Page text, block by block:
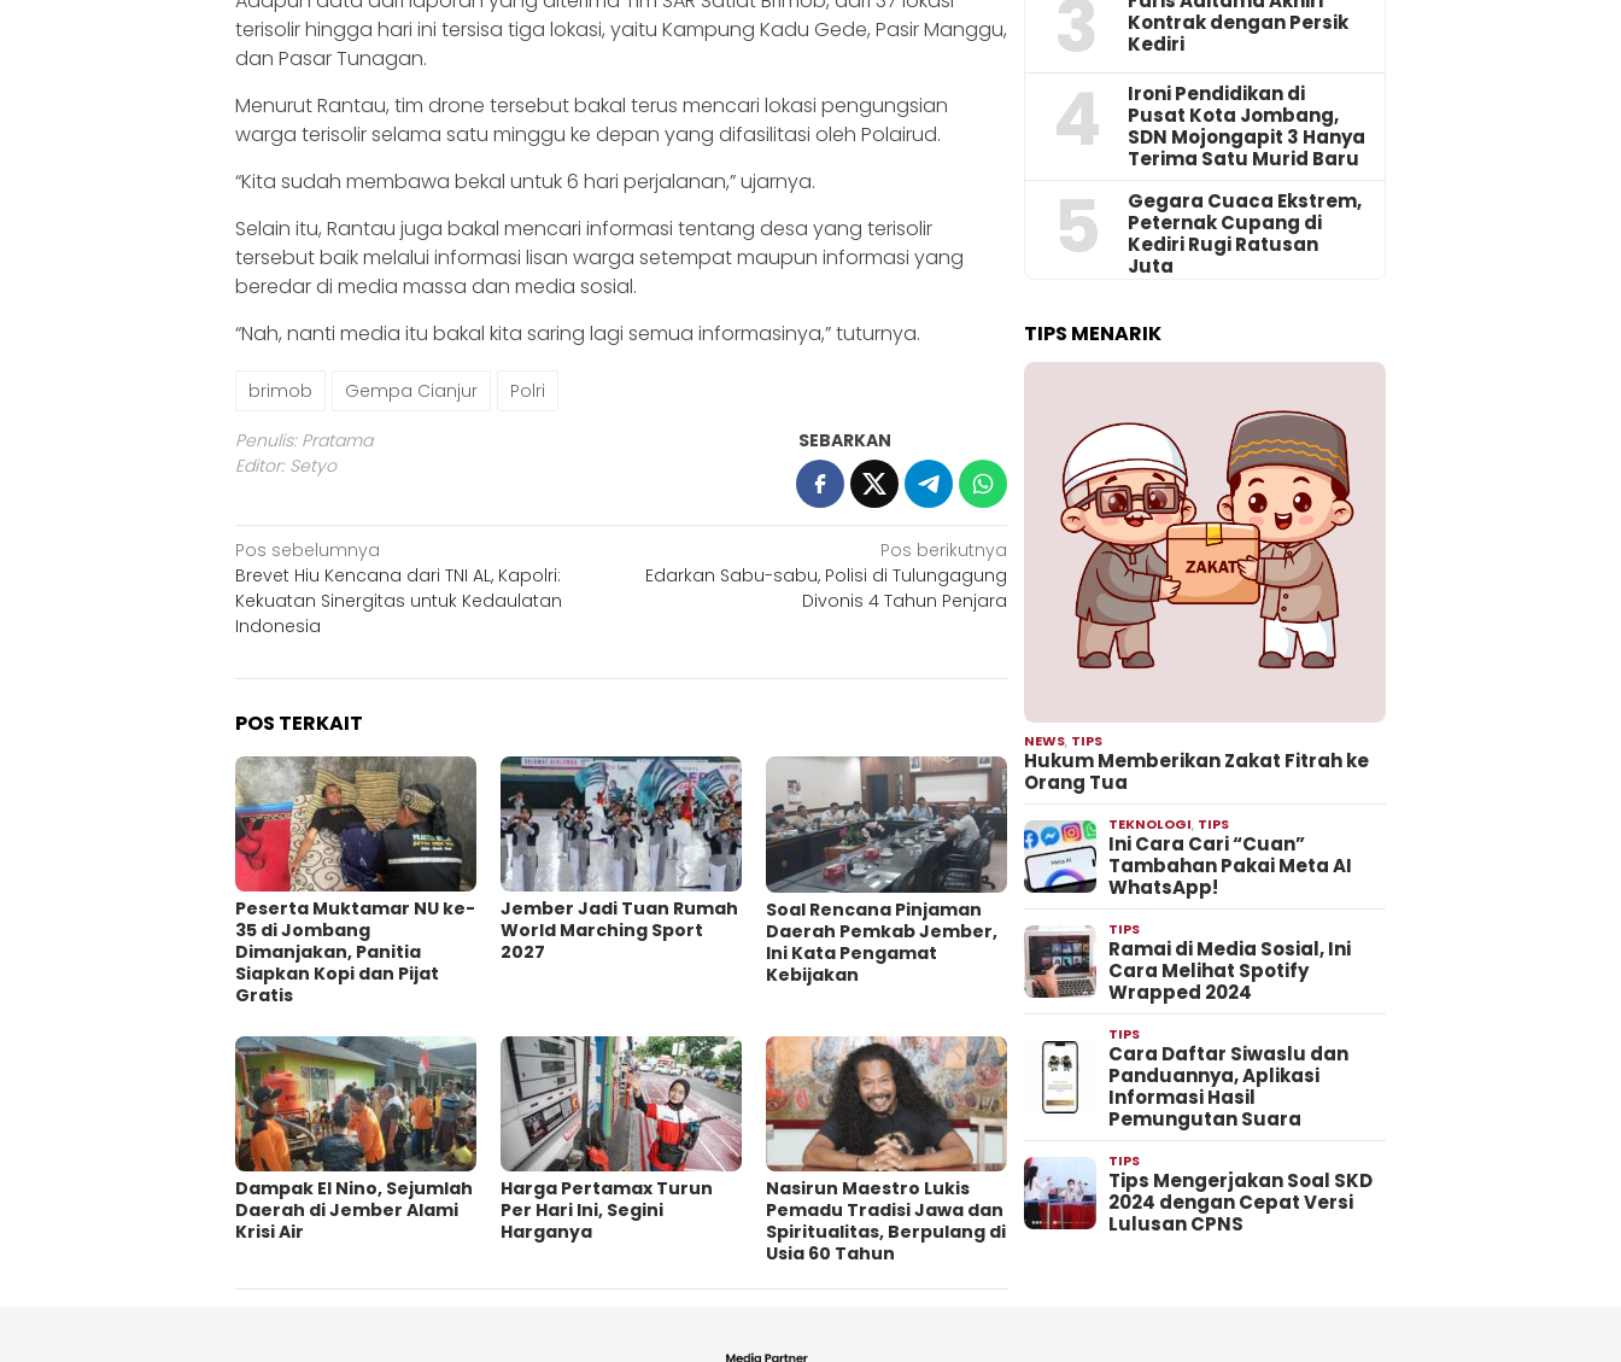
terisolir hingga hari ini tersisa tiga lokasi, yaitu Kampung Kadu Gede, Pasir Manggu,
dan Pasar Tunagan.
Menurut Rantau, tim drone tersebut bakal terus mencari lokasi pengungsian
warga terisolir selama satu minggu ke depan yang difasilitasi oleh Polairud.
“Kita sudah membawa bekal untuk 6 hari perjalanan,” ujarnya.
Selain itu, Rantau juga bakal mencari informasi tentang desa yang terisolir
tersebut baik melalui informasi lisan warga setempat maupun informasi yang
beredar di media massa dan media sosial.
“Nah, nanti media itu bakal kita saring lagi semua informasinya,” tuturnya.
brimob Gempa Cianjur Polri
Penulis: Pratama
Editor: Setyo
SEBARKAN
Navigasi
pos
Pos sebelumnya
Brevet Hiu Kencana dari TNI AL, Kapolri:
Kekuatan Sinergitas untuk Kedaulatan
Indonesia
Pos berikutnya
Edarkan Sabu-sabu, Polisi di Tulungagung
Divonis 4 Tahun Penjara
POS TERKAIT
Peserta Muktamar NU ke-
35 di Jombang
Dimanjakan, Panitia
Siapkan Kopi dan Pijat
Gratis
Jember Jadi Tuan Rumah
World Marching Sport
2027
‎Soal Rencana Pinjaman
Daerah Pemkab Jember,
Ini Kata Pengamat
Kebijakan ‎
Dampak El Nino, Sejumlah
Daerah di Jember Alami
Krisi Air
Harga Pertamax Turun
Per Hari Ini, Segini
Harganya
‎Nasirun Maestro Lukis
Pemadu Tradisi Jawa dan
Spiritualitas, Berpulang di
Usia 60 Tahun
3
Kontrak dengan Persik
Kediri
4
Ironi Pendidikan di
Pusat Kota Jombang,
SDN Mojongapit 3 Hanya
Terima Satu Murid Baru
5
‎Gegara Cuaca Ekstrem,
Peternak Cupang di
Kediri Rugi Ratusan
Juta
TIPS MENARIK
NEWS, TIPS
Hukum Memberikan Zakat Fitrah ke
Orang Tua
TEKNOLOGI, TIPS
Ini Cara Cari “Cuan”
Tambahan Pakai Meta AI
WhatsApp!
TIPS
Ramai di Media Sosial, Ini
Cara Melihat Spotify
Wrapped 2024
TIPS
Cara Daftar Siwaslu dan
Panduannya, Aplikasi
Informasi Hasil
Pemungutan Suara
TIPS
Tips Mengerjakan Soal SKD
2024 dengan Cepat Versi
Lulusan CPNS